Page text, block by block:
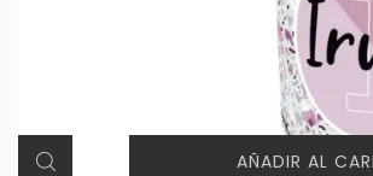
AÑADIR AL